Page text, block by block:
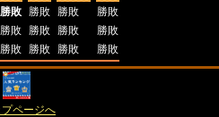
敗 勝敗 勝敗
勝敗
敗 勝敗 勝敗
勝敗
敗 勝敗 勝敗 勝敗
プページへ